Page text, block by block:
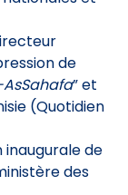
de
AsSahafa” et
(Quotidien
inaugurale de
des